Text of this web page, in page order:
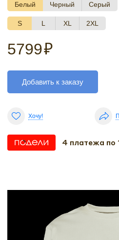
Белый Черный Серый
S L XL 2XL
5799₽
Добавить к заказу
Хочу!
4 платежа по